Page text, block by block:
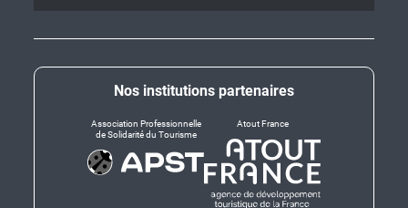
Nos institutions partenaires
Association Professionnelle
de Solidarité du Tourisme
Atout France